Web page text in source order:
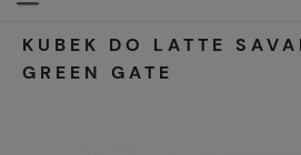
KUBEK DO LATTE
GREEN GATE